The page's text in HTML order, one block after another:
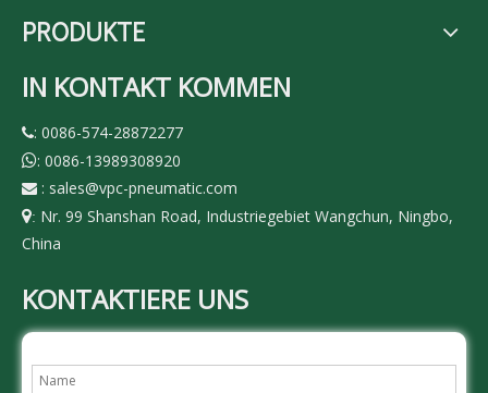
PRODUKTE
IN KONTAKT KOMMEN
: 0086-574-28872277
: 0086-13989308920
 : sales@vpc-pneumatic.com
: Nr. 99 Shanshan Road, Industriegebiet Wangchun, Ningbo,
China
KONTAKTIERE UNS